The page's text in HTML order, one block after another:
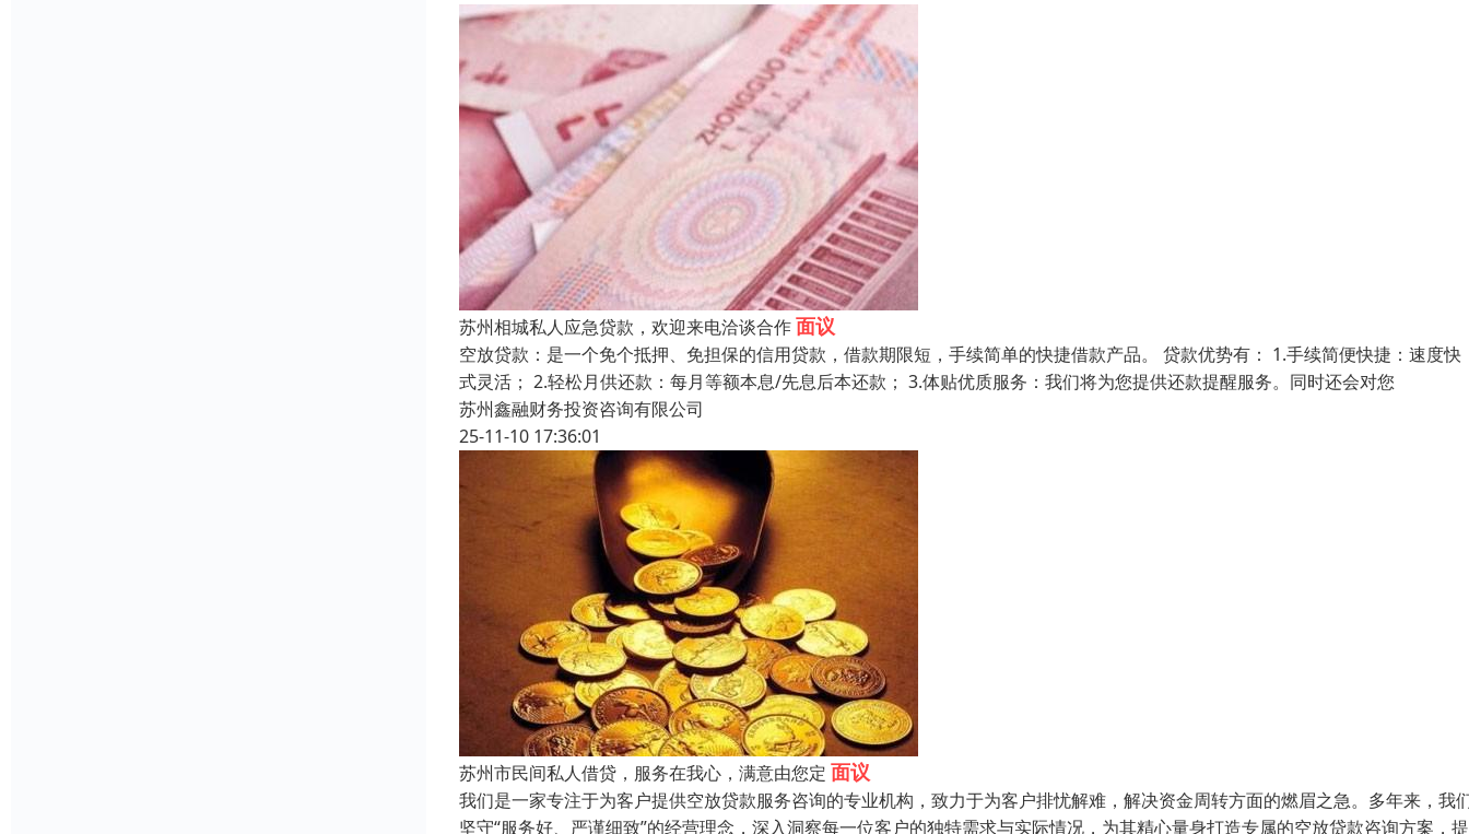
苏州相城私人应急贷款，欢迎来电洽谈合作面议
空放贷款：是一个免个抵押、免担保的信用贷款，借款期限短，手续简单的快捷借款产品。 贷款优势有： 1.手续简便快捷：速度快
式灵活； 2.轻松月供还款：每月等额本息/先息后本还款； 3.体贴优质服务：我们将为您提供还款提醒服务。同时还会对您
苏州鑫融财务投资咨询有限公司
25-11-10 17:36:01
苏州市民间私人借贷，服务在我心，满意由您定 面议
我们是一家专注于为客户提供空放贷款服务咨询的专业机构，致力于为客户排忧解难，解决资金周转方面的燃眉之急。多年来，我
坚守“服务好、严谨细致”的经营理念，深入洞察每一位客户的独特需求与实际情况，为其精心量身打造专属的空放贷款咨询方案，